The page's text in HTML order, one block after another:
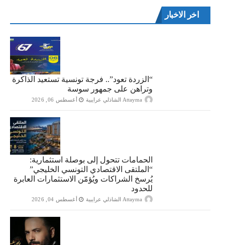
اخر الاخبار
“الزردة تعود”.. فرجة تونسية تستعيد الذاكرة
وتراهن على جمهور سوسة
Attayma الشاذلي عرايبية أغسطس 06, 2026
الحمامات تتحول إلى بوصلة استثمارية:
“الملتقى الاقتصادي التونسي الخليجي”
يُرسخ الشراكات ويُؤمّن الاستثمارات العابرة
للحدود
Attayma الشاذلي عرايبية أغسطس 04, 2026